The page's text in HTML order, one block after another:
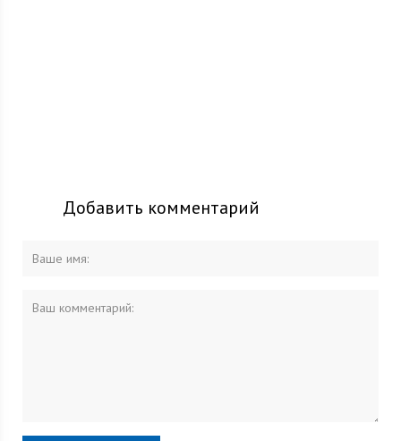
Добавить комментарий